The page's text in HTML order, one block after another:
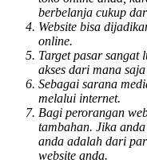
berbelanja cukup
Website bisa
online.
Target pasar sangat
akses dari mana
Sebagai sarana
melalui internet.
Bagi perorangan
tambahan. Jika
anda adalah dari
website anda.